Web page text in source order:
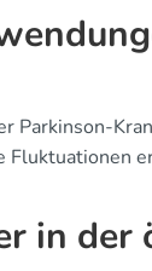
Parkinson-
Fluktuationen
in der